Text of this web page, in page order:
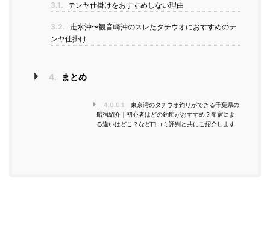
3.1. テンヤ仕掛けをおすすめしない理由
3.2.
走水沖〜観音崎沖のスレたタチウオにおすすめのテ
ンヤ仕掛け
4. まとめ
4.0.0.1.
東京湾のタチウオ釣りができる千葉県の
船宿紹介｜初心者はどの釣船がおすすめ？船宿によ
る違いはどこ？など口コミ評判と共にご紹介します